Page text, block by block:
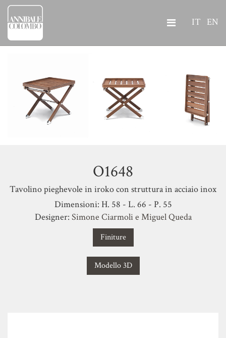
IT EN
O1648
Tavolino pieghevole in iroko con struttura in acciaio inox
Dimensioni: H. 58 - L. 66 - P. 55
Designer: Simone Ciarmoli e Miguel Queda
Finiture
Modello 3D